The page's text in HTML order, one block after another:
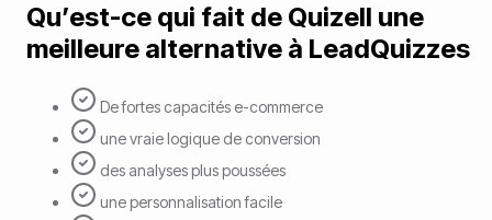
Qu’est-ce qui fait de Quizell une
meilleure alternative à LeadQuizzes
De fortes capacités e-commerce
une vraie logique de conversion
des analyses plus poussées
une personnalisation facile